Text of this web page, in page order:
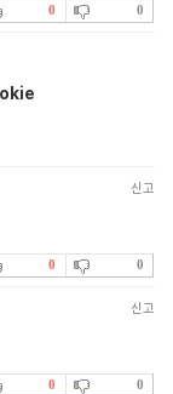
0 0
신고
0 0
신고
0 0